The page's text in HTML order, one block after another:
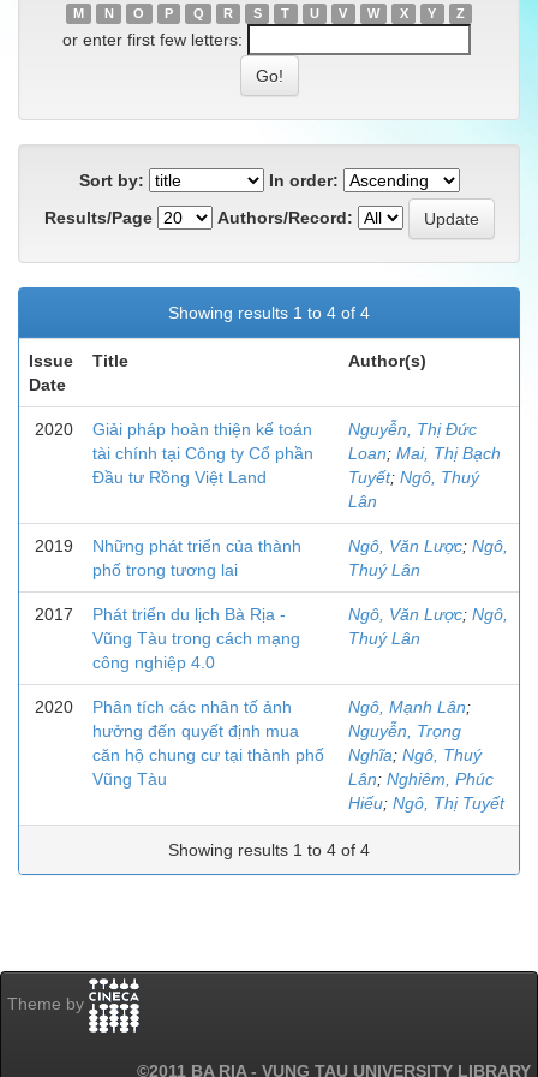
M
N O P Q R S T U V W X Y Z
or enter first few letters:
Sort by:
In order:
Results/Page
Authors/Record:
Showing results 1 to 4 of 4
Issue
Date
Title Author(s)
2020
Giải pháp hoàn thiện kế toán
tài chính tại Công ty Cổ phần
Đầu tư Rồng Việt Land
Nguyễn, Thị Đức
Loan; Mai, Thị Bạch
Tuyết; Ngô, Thuý
Lân
2019
Những phát triển của thành
phố trong tương lai
Ngô, Văn Lược; Ngô,
Thuý Lân
2017
Phát triển du lịch Bà Rịa -
Vũng Tàu trong cách mạng
công nghiệp 4.0
Ngô, Văn Lược; Ngô,
Thuý Lân
2020
Phân tích các nhân tố ảnh
hưởng đến quyết định mua
căn hộ chung cư tại thành phố
Vũng Tàu
Ngô, Mạnh Lân;
Nguyễn, Trọng
Nghĩa; Ngô, Thuý
Lân; Nghiêm, Phúc
Hiếu; Ngô, Thị Tuyết
Showing results 1 to 4 of 4
Theme by
©2011 BA RIA - VUNG TAU UNIVERSITY LIBRARY